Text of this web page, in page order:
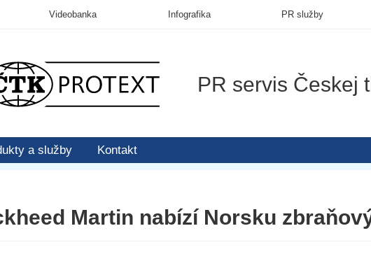
PR servis Českej
a služby Kontakt
Videobanka Infografika PR služby
Martin nabízí Norsku